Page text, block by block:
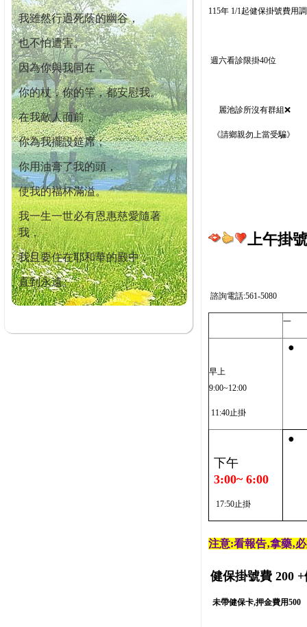
我雖然行過死蔭的幽谷，
也不怕遭害。
因為你與我同在，
你的杖，你的竿，都安慰我。
在我敵人面前，
你為我擺設筵席；
你用油膏了我的頭，
使我的福杯滿溢。
我一生一世必有恩惠慈愛隨著
我，
我且要住在耶和華的殿中，
直到永遠。
115年 1/1起健保掛號費用
週六看診限掛40位
麗池診所沒有群組❌
《請鄉親勿上當受騙》
上午掛
諮詢電話:561-5080
一
早上
9:00~12:00
11:40止掛
●
下午
3:00~ 6:00
17:50止掛
●
注意:看報告‚拿藥‚
健保掛號費 200 +
未帶健保卡,押金費用500